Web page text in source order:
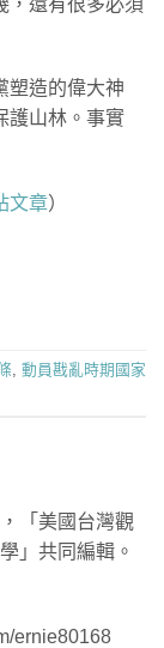
塑造的偉大神
護山林。事實
文章）
, 動員戡亂時期國家
「美國台灣觀
」共同編輯。
ernie80168